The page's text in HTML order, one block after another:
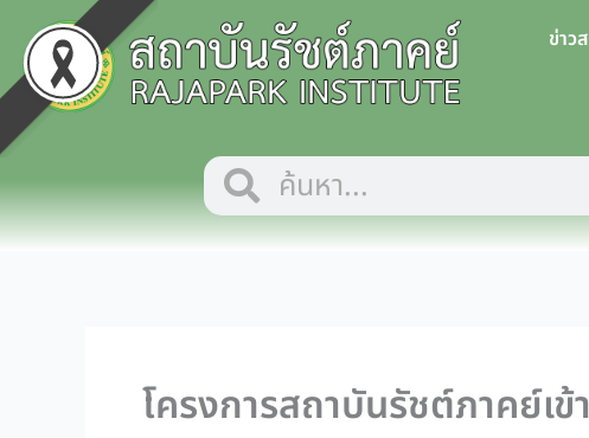
content
ข่าว
SearchSearch
โครงการสถาบันรัชต์ภาคย์เ